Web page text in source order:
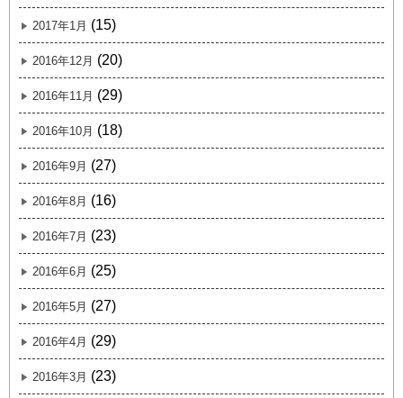
2017年1月 (15)
2016年12月 (20)
2016年11月 (29)
2016年10月 (18)
2016年9月 (27)
2016年8月 (16)
2016年7月 (23)
2016年6月 (25)
2016年5月 (27)
2016年4月 (29)
2016年3月 (23)